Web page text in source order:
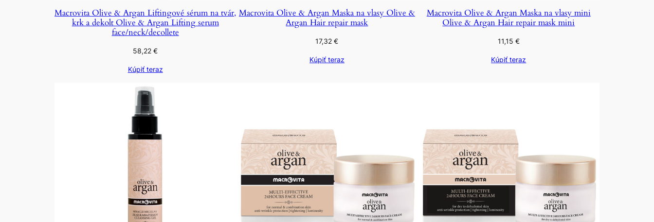
Macrovita Olive & Argan Liftingové sérum na tvár,
krk a dekolt Olive & Argan Lifting serum
face/neck/decollete
58,22€
Kúpiť teraz
Macrovita Olive & Argan Maska na vlasy Olive &
Argan Hair repair mask
17,32€
Kúpiť teraz
Macrovita Olive & Argan Maska na vlasy mini
Olive & Argan Hair repair mask mini
11,15 €
Kúpiť teraz